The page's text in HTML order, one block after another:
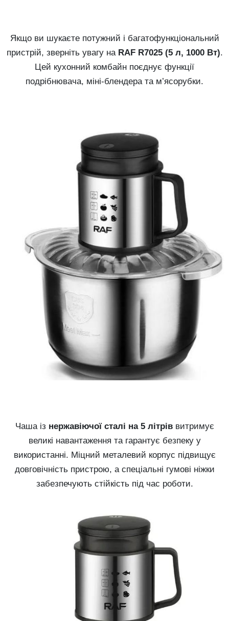
Якщо ви шукаєте потужний і багатофункціональний
пристрій, зверніть увагу на RAF R7025 (5 л, 1000 Вт).
Цей кухонний комбайн поєднує функції
подрібнювача, міні-блендера та м’ясорубки.
Чаша із нержавіючої сталі на 5 літріввитримує
великі навантаження та гарантує безпеку у
використанні. Міцний металевий корпус підвищує
довговічність пристрою, а спеціальні гумові ніжки
забезпечують стійкість під час роботи.